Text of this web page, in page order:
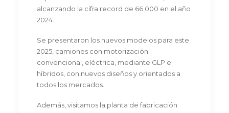
alcanzando la cifra record de 66.000 en el año
2024.
Se presentaron los nuevos modelos para este
2025, camiones con motorización
convencional, eléctrica, mediante GLP e
híbridos, con nuevos diseños y orientados a
todos los mercados.
Además, visitamos la planta de fabricación